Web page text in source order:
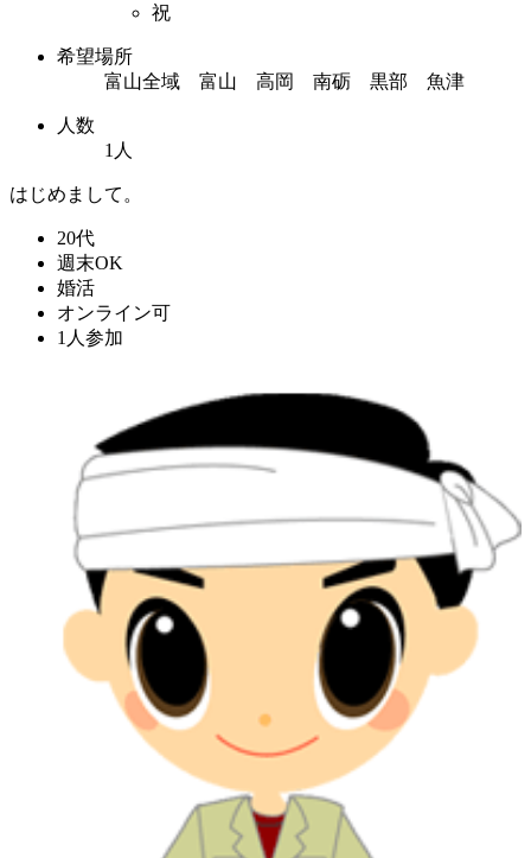
祝
希望場所
富山全域 富山 高岡 南砺 黒部 魚津
人数
1人
はじめまして。
20代
週末OK
婚活
オンライン可
1人参加